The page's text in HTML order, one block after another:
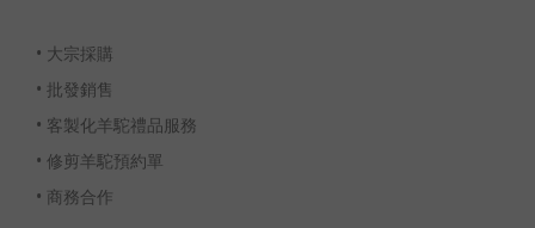
• 大宗採購
• 批發銷售
• 客製化羊駝禮品服務
• 修剪羊駝預約單
• 商務合作